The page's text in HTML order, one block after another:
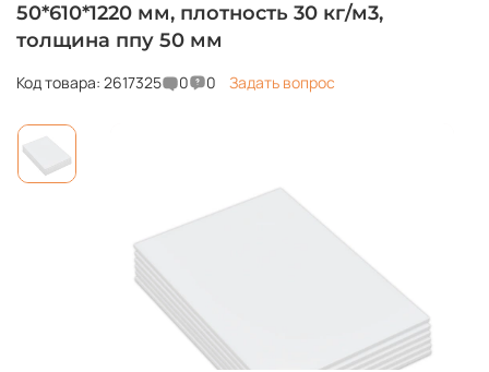
50*610*1220 мм, плотность 30 кг/м3,
толщина ппу 50 мм
Код товара: 2617325 0 0 Задать вопрос